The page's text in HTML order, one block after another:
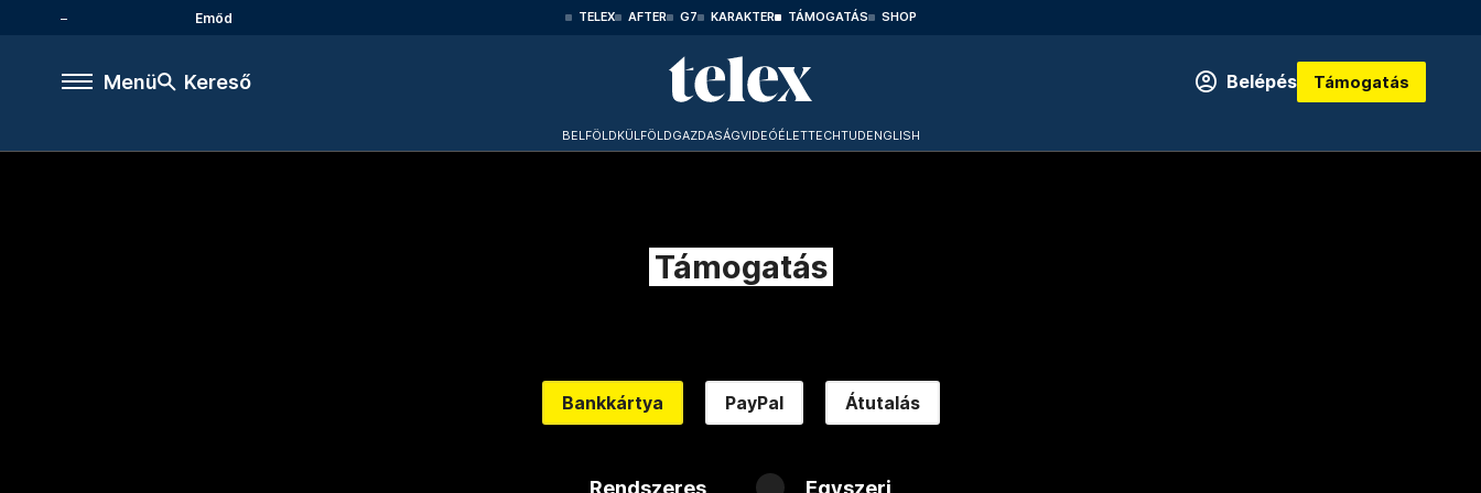
Emőd TELEX AFTER G7 KARAKTER TÁMOGATÁS SHOP
Menü Kereső Belépés Támogatás
BELFÖLDKÜLFÖLDGAZDASÁGVIDEÓÉLETTECHTUDENGLISH
Támogatás
Bankkártya PayPal Átutalás
Rendszeres Egyszeri